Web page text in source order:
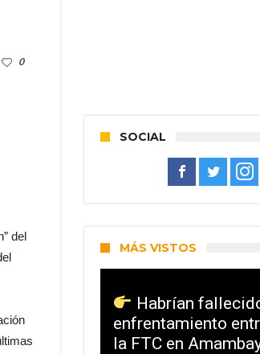
0
del
SOCIAL
MÁS VISTOS
Habrían
enfrentamiento
la FTC en